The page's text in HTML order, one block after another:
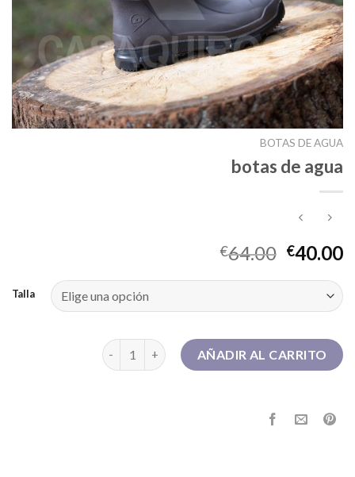
BOTAS DE AGUA
botas de agua
€64.00 €40.00
Talla
botas de agua cantidadAÑADIR AL CARRITO